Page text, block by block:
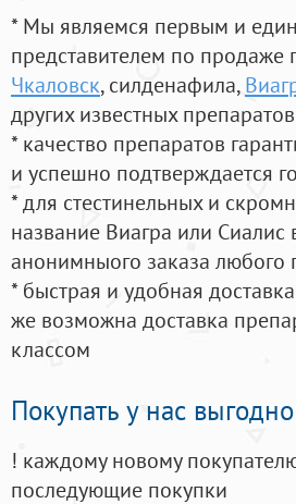
* Мы являемся первым и
представителем по
Чкаловск, силденафила,
других известных препаратов
* качество препаратов
и успешно подтверждается
* для стестинельных и
название Виагра или Сиалис
анонимныого заказа
* быстрая и удобная
же возможна доставка
классом
Покупать у нас выгодно
! каждому новому
последующие покупки